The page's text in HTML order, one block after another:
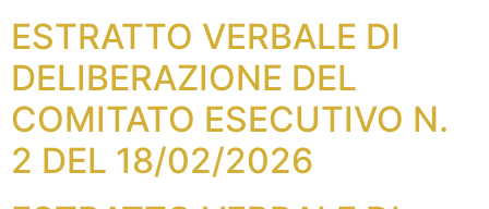
ESTRATTO VERBALE DI
DELIBERAZIONE DEL
COMITATO ESECUTIVO N.
2 DEL 18/02/2026